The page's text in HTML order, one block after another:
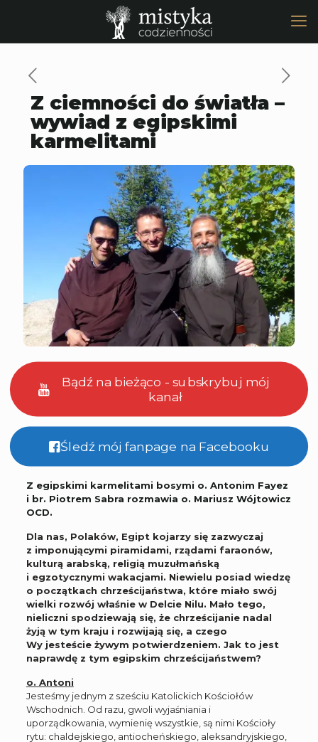
Z ciemności do światła –
wywiad z egipskimi
karmelitami
Bądź na bieżąco - subskrybuj mój
kanał
Śledź mój fanpage na Facebooku
Z egipskimi karmelitami bosymi o. Antonim Fayez
i br. Piotrem Sabra rozmawia o. Mariusz Wójtowicz
OCD.
Dla nas, Polaków, Egipt kojarzy się zazwyczaj
z imponującymi piramidami, rządami faraonów,
kulturą arabską, religią muzułmańską
i egzotycznymi wakacjami. Niewielu posiad wiedzę
o początkach chrześcijaństwa, które miało swój
wielki rozwój właśnie w Delcie Nilu. Mało tego,
nieliczni spodziewają się, że chrześcijanie nadal
żyją w tym kraju i rozwijają się, a czego
Wy jesteście żywym potwierdzeniem. Jak to jest
naprawdę z tym egipskim chrześcijaństwem?
o. Antoni
Jesteśmy jednym z sześciu Katolickich Kościołów
Wschodnich. Od razu, gwoli wyjaśniania i
uporządkowania, wymienię wszystkie, są nimi Kościoły
rytu: chaldejskiego, antiocheńskiego, aleksandryjskiego,